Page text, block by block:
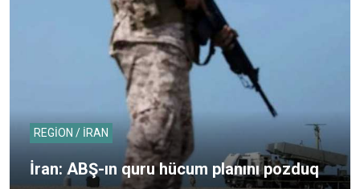
REGİON / İRAN
İran: ABŞ-ın quru hücum planını pozduq